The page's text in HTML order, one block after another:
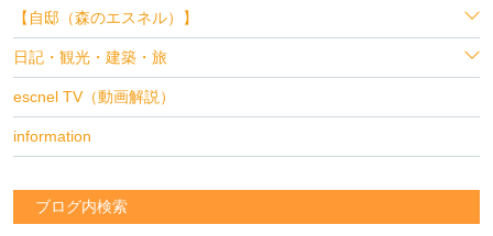
【自邸（森のエスネル）】
日記・観光・建築・旅
escnel TV（動画解説）
information
ブログ内検索